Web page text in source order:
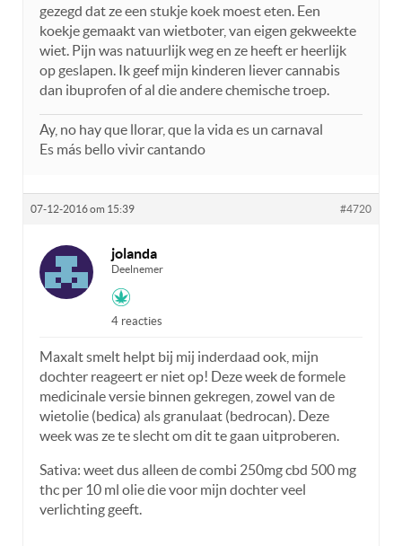
gezegd dat ze een stukje koek moest eten. Een
koekje gemaakt van wietboter, van eigen gekweekte
wiet. Pijn was natuurlijk weg en ze heeft er heerlijk
op geslapen. Ik geef mijn kinderen liever cannabis
dan ibuprofen of al die andere chemische troep.
Ay, no hay que llorar, que la vida es un carnaval
Es más bello vivir cantando
07-12-2016 om 15:39 #4720
jolanda
Deelnemer
4 reacties
Maxalt smelt helpt bij mij inderdaad ook, mijn
dochter reageert er niet op! Deze week de formele
medicinale versie binnen gekregen, zowel van de
wietolie (bedica) als granulaat (bedrocan). Deze
week was ze te slecht om dit te gaan uitproberen.
Sativa: weet dus alleen de combi 250mg cbd 500 mg
thc per 10 ml olie die voor mijn dochter veel
verlichting geeft.